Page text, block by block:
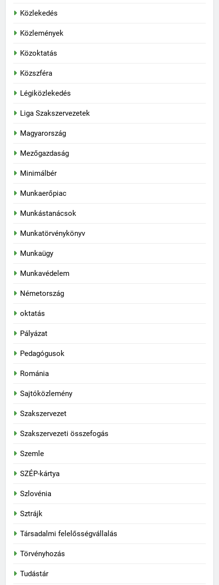
Közlekedés
Közlemények
Közoktatás
Közszféra
Légiközlekedés
Liga Szakszervezetek
Magyarország
Mezőgazdaság
Minimálbér
Munkaerőpiac
Munkástanácsok
Munkatörvénykönyv
Munkaügy
Munkavédelem
Németország
oktatás
Pályázat
Pedagógusok
Románia
Sajtóközlemény
Szakszervezet
Szakszervezeti összefogás
Szemle
SZÉP-kártya
Szlovénia
Sztrájk
Társadalmi felelősségvállalás
Törvényhozás
Tudástár